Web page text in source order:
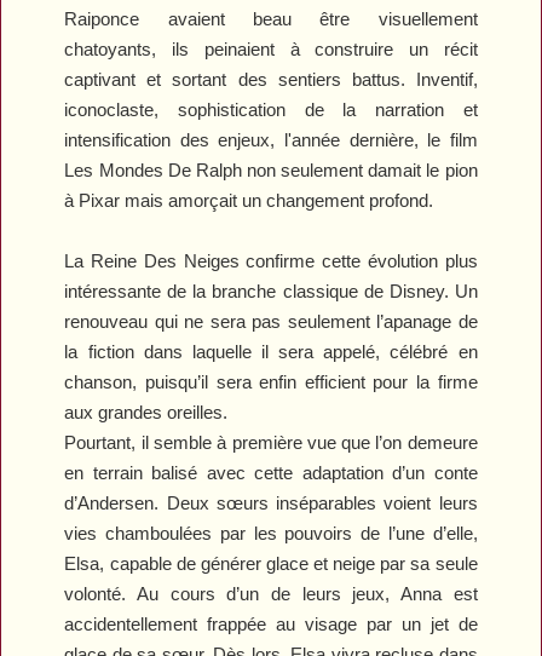
Raiponce avaient beau être visuellement
chatoyants, ils peinaient à construire un récit
captivant et sortant des sentiers battus. Inventif,
iconoclaste, sophistication de la narration et
intensification des enjeux, l'année dernière, le film
Les Mondes De Ralphnon seulement damait le pion
à Pixar mais amorçait un changement profond.
La Reine Des Neiges confirme cette évolution plus
intéressante de la branche classique de Disney. Un
renouveau qui ne sera pas seulement l’apanage de
la fiction dans laquelle il sera appelé, célébré en
chanson, puisqu’il sera enfin efficient pour la firme
aux grandes oreilles.
Pourtant, il semble à première vue que l’on demeure
en terrain balisé avec cette adaptation d’un conte
d’Andersen. Deux sœurs inséparables voient leurs
vies chamboulées par les pouvoirs de l’une d’elle,
Elsa, capable de générer glace et neige par sa seule
volonté. Au cours d’un de leurs jeux, Anna est
accidentellement frappée au visage par un jet de